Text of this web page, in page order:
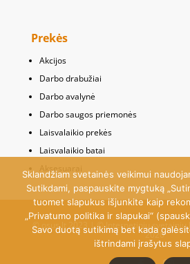
Prekės
Akcijos
Darbo drabužiai
Darbo avalynė
Darbo saugos priemonės
Laisvalaikio prekės
Laisvalaikio batai
Aksesuarai
© osus.lt 2023 | © Internetinių svetainių
2020
Sklandžiam svetainės veikimui
Sutikdami, paspauskite mygtuką
tuomet slapukus išjunkite kaip
„Privatumo politika ir slapukai“
Savo duotą sutikimą bet kada
ištrindami įrašytus